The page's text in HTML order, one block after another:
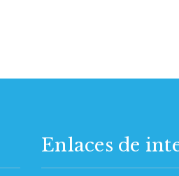
Enlaces de